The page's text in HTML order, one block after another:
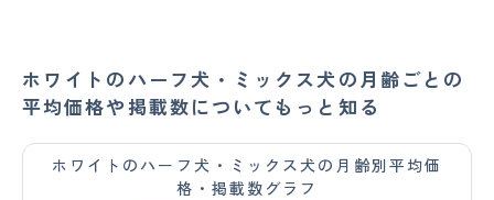
ホワイトのハーフ犬・ミックス犬の月齢ごとの
平均価格や掲載数についてもっと知る
ホワイトのハーフ犬・ミックス犬の月齢別平均価
格・掲載数グラフ